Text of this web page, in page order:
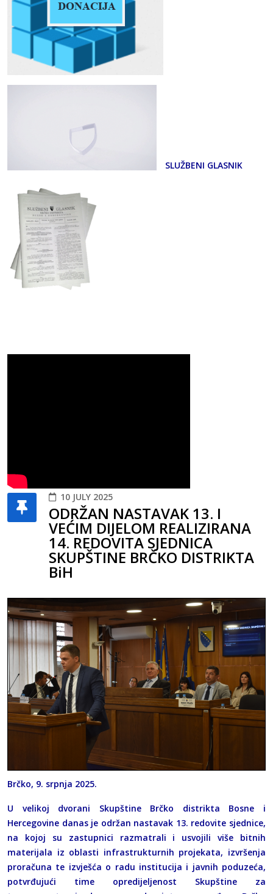
SLUŽBENI GLASNIK
10 JULY 2025
ODRŽAN NASTAVAK 13. I
VEĆIM DIJELOM REALIZIRANA
14. REDOVITA SJEDNICA
SKUPŠTINE BRČKO DISTRIKTA
BiH
Brčko, 9. srpnja 2025.
U velikoj dvorani Skupštine Brčko distrikta Bosne i
Hercegovine danas je održan nastavak 13. redovite sjednice,
na kojoj su zastupnici razmatrali i usvojili više bitnih
materijala iz oblasti infrastrukturnih projekata, izvršenja
proračuna te izvješća o radu institucija i javnih poduzeća,
potvrđujući time opredijeljenost Skupštine za